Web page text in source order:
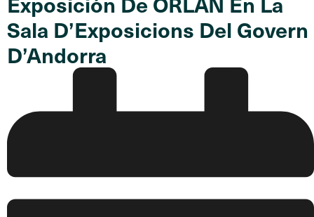
Sala D’Exposicions Del Govern
D’Andorra